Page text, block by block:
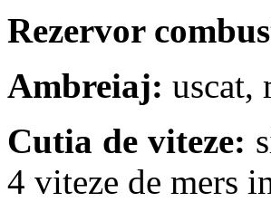
Rezervor
Ambreiaj: uscat,
Cutia de viteze:
4 viteze de mers